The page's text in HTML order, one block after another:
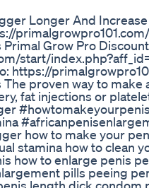
Longer And
Grow Pro
start/
https://
proven way to
fat injections or
how to make your
stamina how to clean
how to enlarge penis
pills peeing
length dick condom